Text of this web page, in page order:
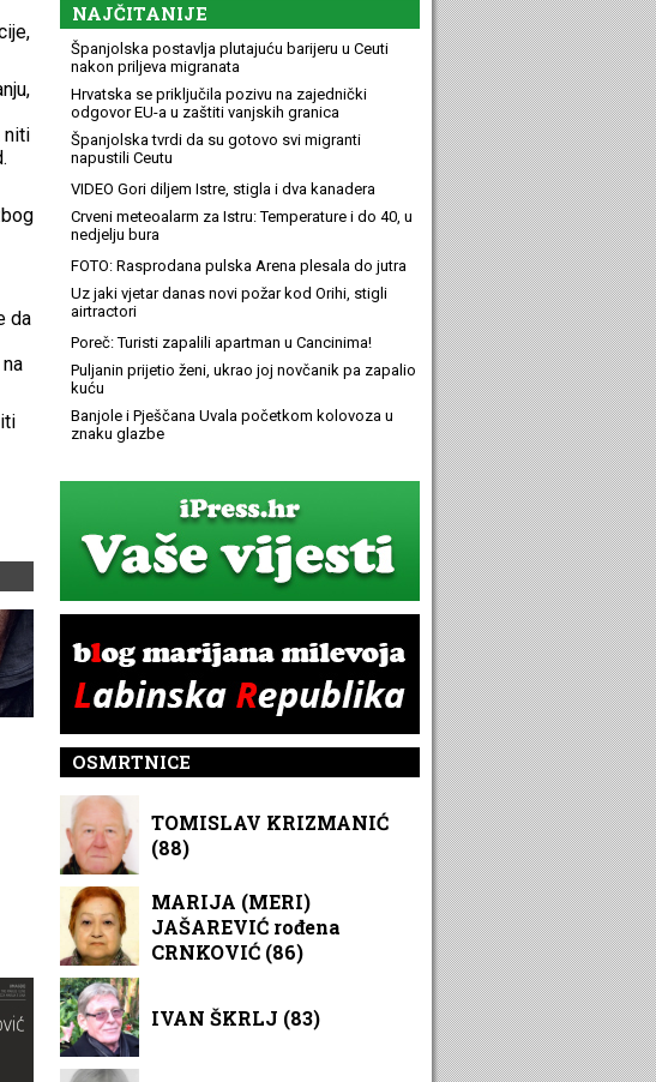
niti
da
NAJČITANIJE
Španjolska postavlja plutajuću barijeru u Ceuti
nakon priljeva migranata
Hrvatska se priključila pozivu na zajednički
odgovor EU-a u zaštiti vanjskih granica
Španjolska tvrdi da su gotovo svi migranti
napustili Ceutu
VIDEO Gori diljem Istre, stigla i dva kanadera
Crveni meteoalarm za Istru: Temperature i do 40, u
nedjelju bura
FOTO: Rasprodana pulska Arena plesala do jutra
Uz jaki vjetar danas novi požar kod Orihi, stigli
airtractori
Poreč: Turisti zapalili apartman u Cancinima!
Puljanin prijetio ženi, ukrao joj novčanik pa zapalio
kuću
Banjole i Pješčana Uvala početkom kolovoza u
znaku glazbe
OSMRTNICE
TOMISLAV KRIZMANIĆ
(88)
MARIJA (MERI)
JAŠAREVIĆ rođena
CRNKOVIĆ (86)
IVAN ŠKRLJ (83)